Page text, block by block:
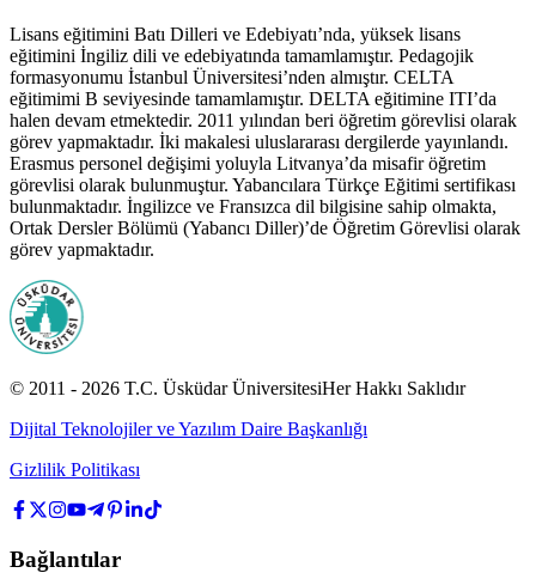
Lisans eğitimini Batı Dilleri ve Edebiyatı’nda, yüksek lisans
eğitimini İngiliz dili ve edebiyatında tamamlamıştır. Pedagojik
formasyonumu İstanbul Üniversitesi’nden almıştır. CELTA
eğitimimi B seviyesinde tamamlamıştır. DELTA eğitimine ITI’da
halen devam etmektedir. 2011 yılından beri öğretim görevlisi olarak
görev yapmaktadır. İki makalesi uluslararası dergilerde yayınlandı.
Erasmus personel değişimi yoluyla Litvanya’da misafir öğretim
görevlisi olarak bulunmuştur. Yabancılara Türkçe Eğitimi sertifikası
bulunmaktadır. İngilizce ve Fransızca dil bilgisine sahip olmakta,
Ortak Dersler Bölümü (Yabancı Diller)’de Öğretim Görevlisi olarak
görev yapmaktadır.
© 2011 - 2026 T.C. Üsküdar ÜniversitesiHer Hakkı Saklıdır
Dijital Teknolojiler ve Yazılım Daire Başkanlığı
Gizlilik Politikası
Bağlantılar